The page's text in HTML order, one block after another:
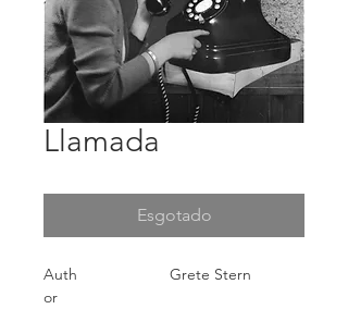
Llamada
Esgotado
Auth
or
Grete Stern